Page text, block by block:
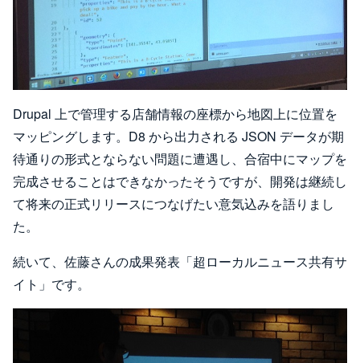
Drupal 上で管理する店舗情報の座標から地図上に位置を
マッピングします。D8 から出力される JSON データが期
待通りの形式とならない問題に遭遇し、合宿中にマップを
完成させることはできなかったそうですが、開発は継続し
て将来の正式リリースにつなげたい意気込みを語りまし
た。
続いて、佐藤さんの成果発表「超ローカルニュース共有サ
イト」です。